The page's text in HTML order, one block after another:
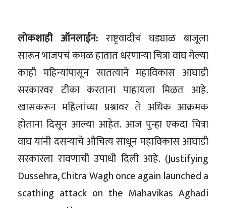
लोकशाही ऑनलाईन:राष्ट्रवादीचं घड्याळ बाजूला
सारून भाजपचं कमळ हातात धरणाऱ्या चित्रा वाघ गेल्या
काही महिन्यांपासून सातत्याने महाविकास आघाडी
सरकारवर टीका करताना पाहायला मिळत आहे.
खासकरून महिलांच्या प्रश्नावर ते अधिक आक्रमक
होताना दिसून आल्या आहेत. आज पुन्हा एकदा चित्रा
वाघ यांनी दसऱ्याचे औचित्य साधून महाविकास आघाडी
सरकारला रावणाची उपाधी दिली आहे. (Justifying
Dussehra, Chitra Wagh once again launched a
scathing attack on the Mahavikas Aghadi